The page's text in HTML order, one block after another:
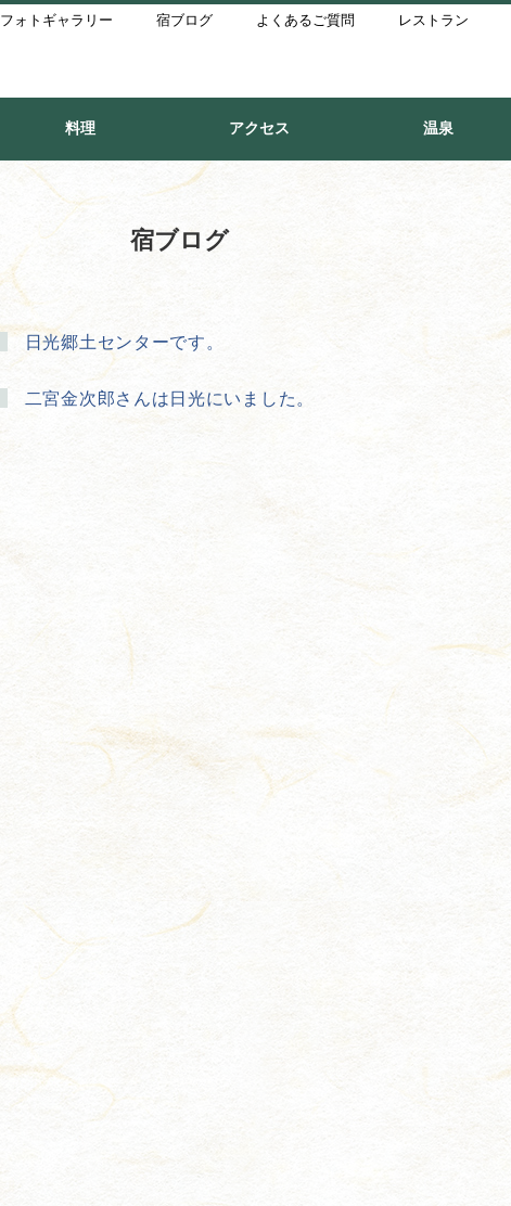
フォトギャラリー 宿ブログ よくあるご質問 レストラン
料理 アクセス 温泉
宿ブログ
日光郷土センターです。
二宮金次郎さんは日光にいました。